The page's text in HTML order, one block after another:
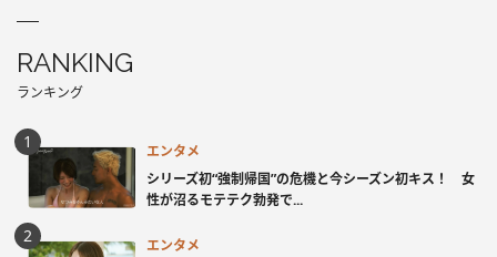
RANKING
ランキング
エンタメ
シリーズ初“強制帰国”の危機と今シーズン初キス！ 女
性が沼るモテテク勃発で...
エンタメ